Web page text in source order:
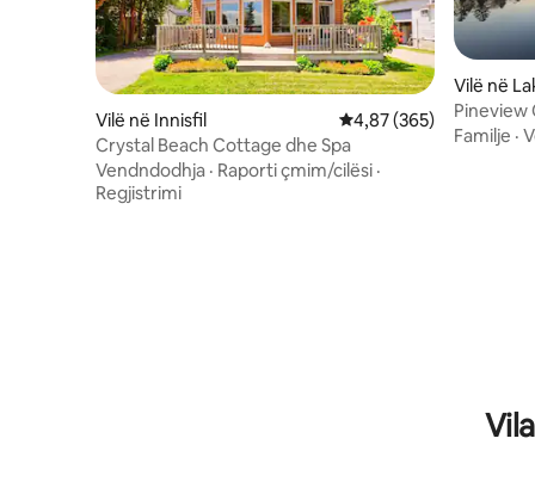
Vilë në Innisfil Vlerësimi mesatar 4,87
4,87 (365)
Crystal Beach Cottage dhe Spa
Vendndodhja · Raporti çmim/cilësi ·
Regjistrimi
Vilë në
Pineview
Pet
Familje ·